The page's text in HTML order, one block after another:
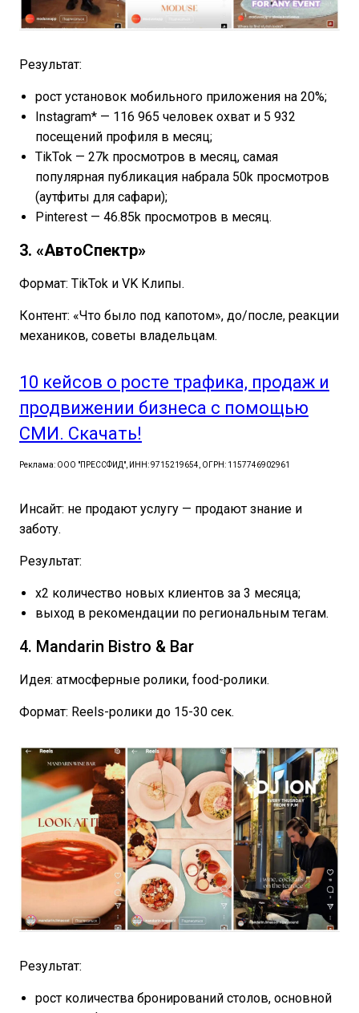
Результат:
рост установок мобильного приложения на 20%;
Instagram* — 116 965 человек охват и 5 932
посещений профиля в месяц;
TikTok — 27k просмотров в месяц, самая
популярная публикация набрала 50k просмотров
(аутфиты для сафари);
Pinterest — 46.85k просмотров в месяц.
3. «АвтоСпектр»
Формат: TikTok и VK Клипы.
Контент: «Что было под капотом», до/после, реакции
механиков, советы владельцам.
10 кейсов о росте трафика, продаж и
продвижении бизнеса с помощью
СМИ. Скачать!
Реклама: ООО "ПРЕССФИД", ИНН: 9715219654, ОГРН: 1157746902961
Инсайт: не продают услугу — продают знание и
заботу.
Результат:
x2 количество новых клиентов за 3 месяца;
выход в рекомендации по региональным тегам.
4. Mandarin Bistro & Bar
Идея: атмосферные ролики, food-ролики.
Формат: Reels-ролики до 15-30 сек.
Результат:
рост количества бронирований столов, основной